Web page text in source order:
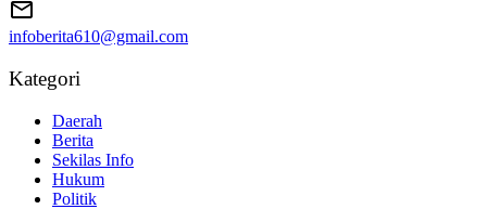
infoberita610@gmail.com
Kategori
Daerah
Berita
Sekilas Info
Hukum
Politik